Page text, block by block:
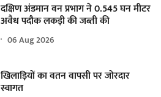
दक्षिण अंडमान वन प्रभाग ने 0.545 घन मीटर
अवैध पदौक लकड़ी की जब्ती की
06 Aug 2026
खिलाड़ियों का वतन वापसी पर जोरदार
स्वागत